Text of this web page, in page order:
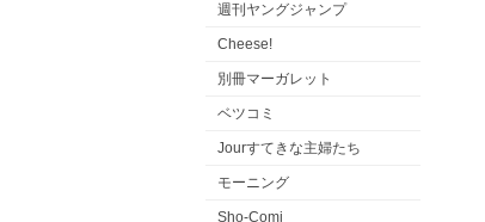
週刊ヤングジャンプ
Cheese!
別冊マーガレット
ベツコミ
Jourすてきな主婦たち
モーニング
Sho-Comi